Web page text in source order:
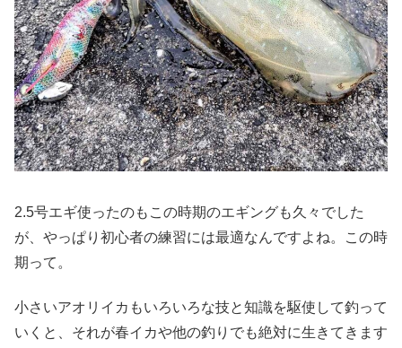
2.5号エギ使ったのもこの時期のエギングも久々でした
が、やっぱり初心者の練習には最適なんですよね。この時
期って。
小さいアオリイカもいろいろな技と知識を駆使して釣って
いくと、それが春イカや他の釣りでも絶対に生きてきます